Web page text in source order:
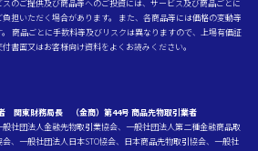
のご提供及び商品等へのご投資には、サービス及び商品ごとに
担いただく場合があります。 また、各商品等には価格の変動等
商品ごとに手数料等及びリスクは異なりますので、上場有価証
書面又はお客様向け資料をよくお読みください。
関東財務局長 （金商）第44号 商品先物取引業者
般社団法人金融先物取引業協会、一般社団法人第二種金融商品取
、一般社団法人日本STO協会、日本商品先物取引協会、一般社